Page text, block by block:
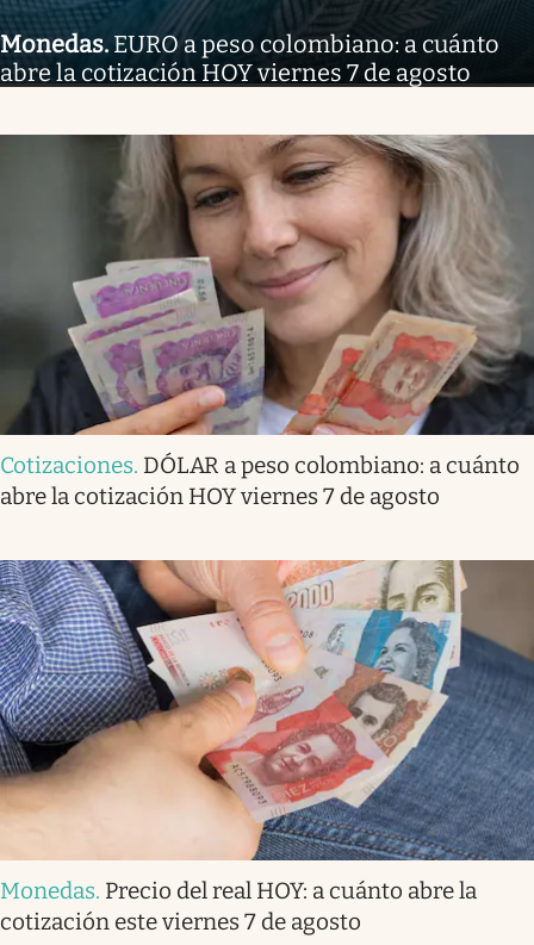
Monedas. EURO a peso colombiano: a cuánto
abre la cotización HOY viernes 7 de agosto
Cotizaciones. DÓLAR a peso colombiano: a cuánto
abre la cotización HOY viernes 7 de agosto
Monedas. Precio del real HOY: a cuánto abre la
cotización este viernes 7 de agosto